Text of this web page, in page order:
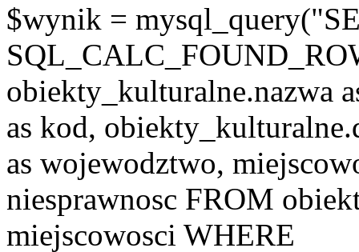
$wynik =
obiekty_kulturalne.nazwa
as kod,
as wojewodztwo,
niesprawnosc FROM
miejscowosci WHERE